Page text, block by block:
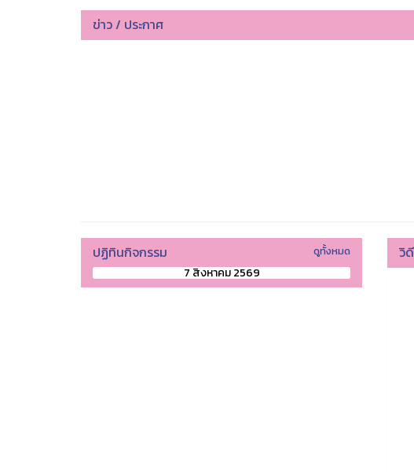
ข่าว / ประกาศ
ปฏิทินกิจกรรม ดูทั้งหมด
7 สิงหาคม 2569
วิ